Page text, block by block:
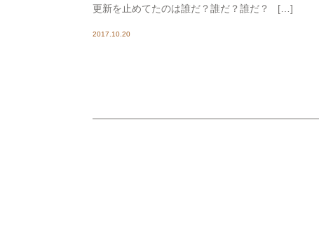
更新を止めてたのは誰だ？誰だ？誰だ？ […]
2017.10.20